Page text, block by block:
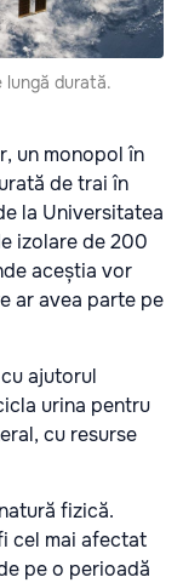
lungă durată.
un monopol în
de trai în
la Universitatea
izolare de 200
aceștia vor
ar avea parte pe
ajutorul
urina pentru
cu resurse
fizică.
cel mai afectat
pe o perioadă